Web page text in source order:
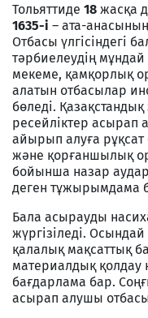
Тольяттиде 18 жасқа
1635-і – ата-
Отбасы үлгісіндегі
тәрбиелеудің
мекеме, қамқорлық
алатын отбасылар
бөледі.
ресейліктер асырап
айырып алуға
және қорғаншылық
бойынша назар
деген тұжырымдама
Бала асырауды
жүргізіледі.
қалалық мақсаттық
материалдық қолдау
бағдарлама бар.
асырап алушы